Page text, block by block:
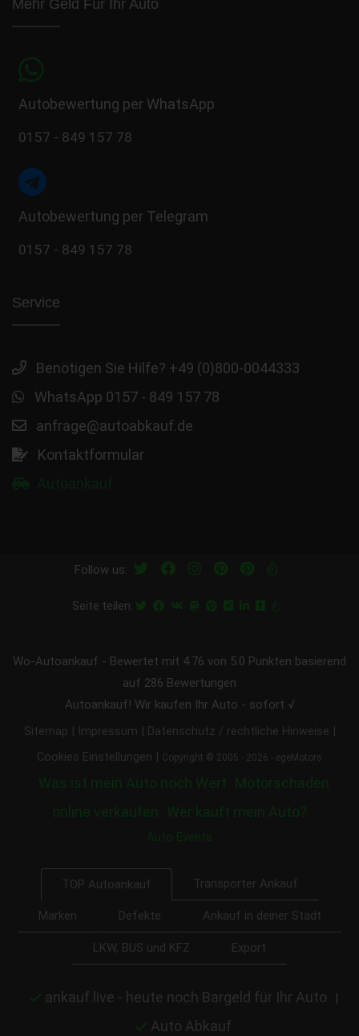
Mehr Geld Für Ihr Auto
Autobewertung per WhatsApp
0157 - 849 157 78
Autobewertung per Telegram
0157 - 849 157 78
Service
Benötigen Sie Hilfe? +49 (0)800-0044333
WhatsApp 0157 - 849 157 78
anfrage@autoabkauf.de
Kontaktformular
Follow us:
Seite teilen:
Wo-Autoankauf - Bewertet mit 4.76 von 5.0 Punkten basierend
auf 286 Bewertungen
Autoankauf! Wir kaufen Ihr Auto - sofort √
Sitemap Impressum Datenschutz / rechtliche Hinweise
Cookies Einstellungen Copyright © 2005 - 2026 - egeMotors
Was ist mein Auto noch Wert Motorschaden
online verkaufen
Wer kauft mein Auto?
Auto Events
TOP Autoankauf Transporter Ankauf
Marken Defekte Ankauf in deiner Stadt
LKW, BUS und KFZ Export
ankauf.live - heute noch Bargeld für Ihr Auto
Auto Abkauf